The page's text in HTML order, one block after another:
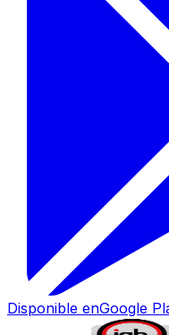
Disponible enGoogle